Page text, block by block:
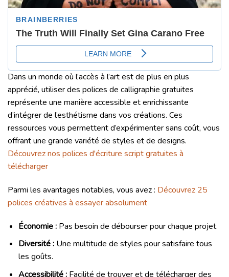
Dans un monde où l’accès à l’art est de plus en plus
apprécié, utiliser des polices de calligraphie gratuites
représente une manière accessible et enrichissante
d’intégrer de l’esthétisme dans vos créations. Ces
ressources vous permettent d’expérimenter sans coût, vous
offrant une grande variété de styles et de designs.
Découvrez nos polices d'écriture script gratuites à
télécharger
Parmi les avantages notables, vous avez : Découvrez 25
polices créatives à essayer absolument
Économie :Pas besoin de débourser pour chaque projet.
Diversité :Une multitude de styles pour satisfaire tous
les goûts.
Accessibilité :Facilité de trouver et de télécharger des